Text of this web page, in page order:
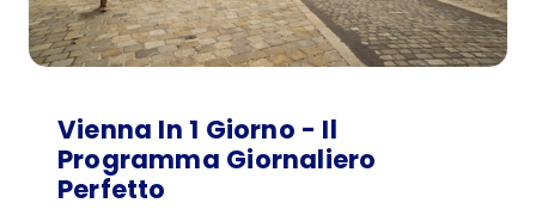
Vienna In 1 Giorno - Il
Programma Giornaliero
Perfetto